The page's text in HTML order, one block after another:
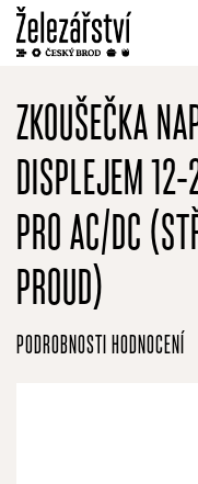
obsah
ZKOUŠEČKA
DISPLEJEM
PRO AC/DC
PROUD)
Průměrné
hodnocení
PODROBNOSTI HODNOCENÍ